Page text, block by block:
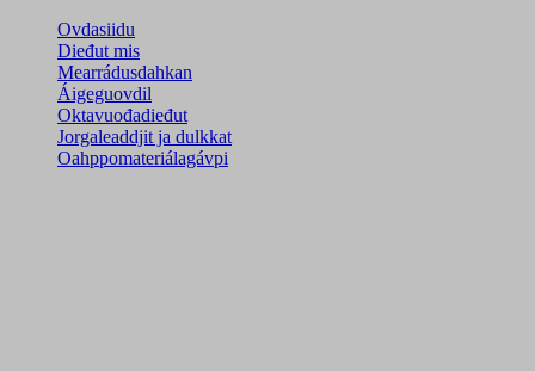
Ovdasiidu
Dieđut mis
Mearrádusdahkan
Áigeguovdil
Oktavuođadieđut
Jorgaleaddjit ja dulkkat
Oahppomateriálagávpi